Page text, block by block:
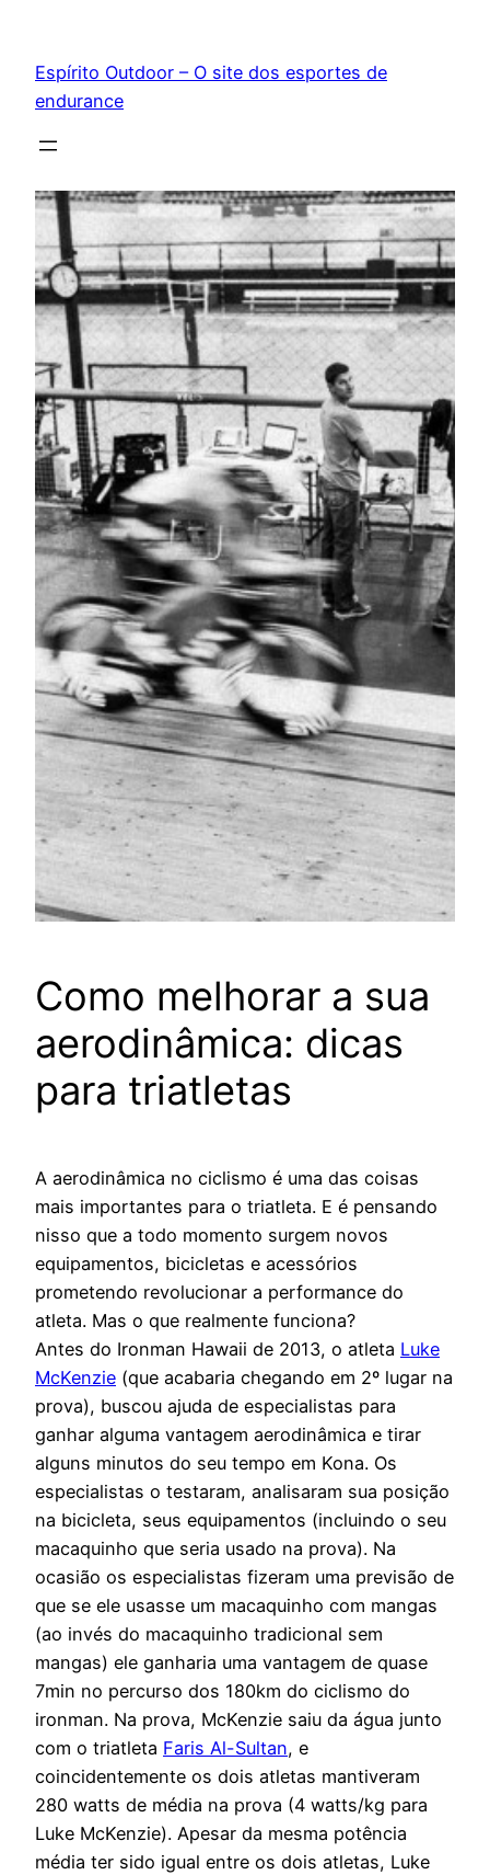
conteúdo
Espírito Outdoor – O site dos esportes de
endurance
Como melhorar a sua
aerodinâmica: dicas
para triatletas
A aerodinâmica no ciclismo é uma das coisas
mais importantes para o triatleta. E é pensando
nisso que a todo momento surgem novos
equipamentos, bicicletas e acessórios
prometendo revolucionar a performance do
atleta. Mas o que realmente funciona?
Antes do Ironman Hawaii de 2013, o atleta Luke
McKenzie (que acabaria chegando em 2º lugar na
prova), buscou ajuda de especialistas para
ganhar alguma vantagem aerodinâmica e tirar
alguns minutos do seu tempo em Kona. Os
especialistas o testaram, analisaram sua posição
na bicicleta, seus equipamentos (incluindo o seu
macaquinho que seria usado na prova). Na
ocasião os especialistas fizeram uma previsão de
que se ele usasse um macaquinho com mangas
(ao invés do macaquinho tradicional sem
mangas) ele ganharia uma vantagem de quase
7min no percurso dos 180km do ciclismo do
ironman. Na prova, McKenzie saiu da água junto
com o triatleta Faris Al-Sultan, e
coincidentemente os dois atletas mantiveram
280 watts de média na prova (4 watts/kg para
Luke McKenzie). Apesar da mesma potência
média ter sido igual entre os dois atletas, Luke